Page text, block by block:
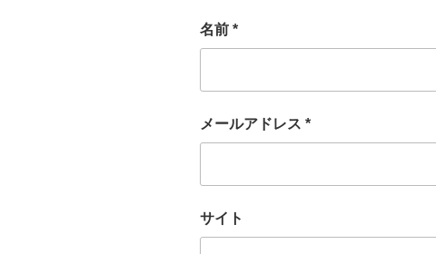
名前 *
メールアドレス *
サイト